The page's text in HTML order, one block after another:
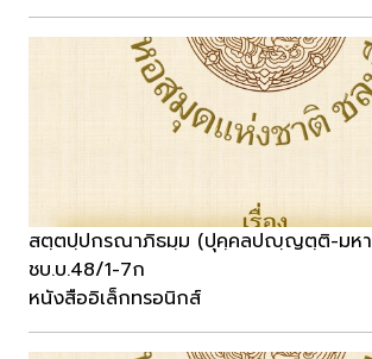
สตฺตปฺปกรณาภิธมฺม (ปุคฺคลปญฺญตฺติ-มหา
ชบ.บ.48/1-7ก
หนังสืออิเล็กทรอนิกส์